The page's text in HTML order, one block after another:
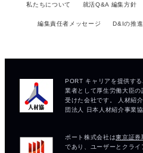
私たちについて 就活Q&A 編集方針
編集責任者メッセージ D&Iの推進